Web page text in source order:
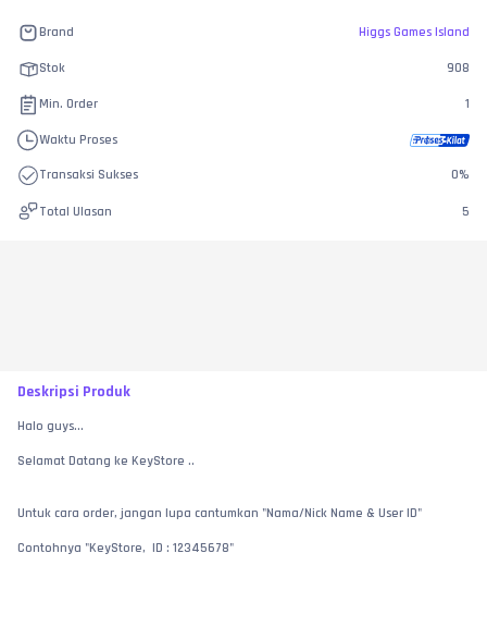
Brand Higgs Games Island
Stok 908
Min. Order 1
Waktu Proses
Transaksi Sukses 0%
Total Ulasan 5
Deskripsi Produk
Halo guys...
Selamat Datang ke KeyStore ..
Untuk cara order, jangan lupa cantumkan "Nama/Nick Name & User ID"
Contohnya "KeyStore,  ID : 12345678"